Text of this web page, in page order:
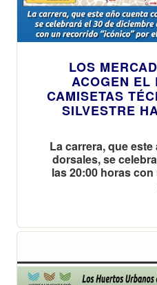
LOS
ACOGEN EL
CAMISETAS
SILVESTRE
La carrera, que
dorsales, se
las 20:00 horas